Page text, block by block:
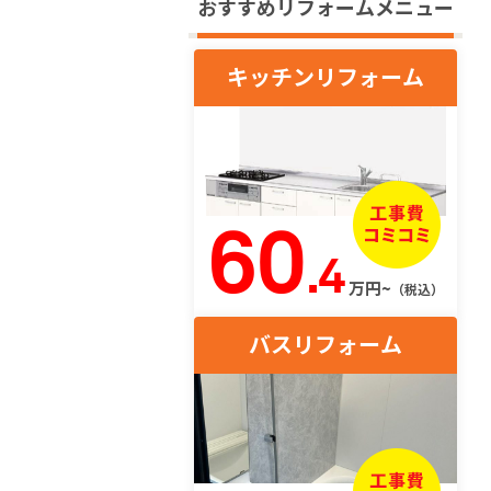
おすすめリフォームメニュー
キッチンリフォーム
60.4万円~ （税込）
バスリフォーム